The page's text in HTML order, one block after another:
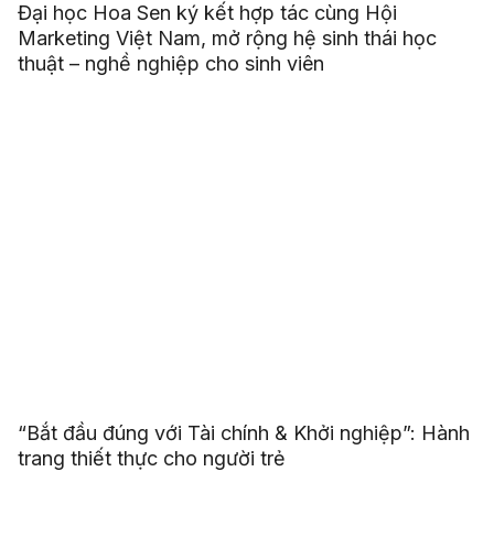
Đại học Hoa Sen ký kết hợp tác cùng Hội
Marketing Việt Nam, mở rộng hệ sinh thái học
thuật – nghề nghiệp cho sinh viên
“Bắt đầu đúng với Tài chính & Khởi nghiệp”: Hành
trang thiết thực cho người trẻ